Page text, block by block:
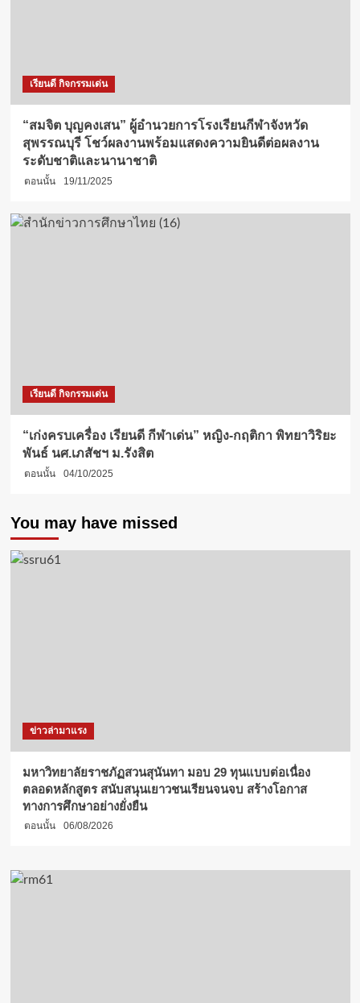
เรียนดี กิจกรรมเด่น
“สมจิต บุญคงเสน” ผู้อำนวยการโรงเรียนกีฬาจังหวัด
สุพรรณบุรี โชว์ผลงานพร้อมแสดงความยินดีต่อผลงาน
ระดับชาติและนานาชาติ
ตอนนั้น 19/11/2025
เรียนดี กิจกรรมเด่น
“เก่งครบเครื่อง เรียนดี กีฬาเด่น” หญิง-กฤติกา พิทยาวิริยะ
พันธ์ นศ.เภสัชฯ ม.รังสิต
ตอนนั้น 04/10/2025
You may have missed
ข่าวล่ามาแรง
มหาวิทยาลัยราชภัฏสวนสุนันทา มอบ 29 ทุนแบบต่อเนื่อง
ตลอดหลักสูตร สนับสนุนเยาวชนเรียนจนจบ สร้างโอกาส
ทางการศึกษาอย่างยั่งยืน
ตอนนั้น 06/08/2026